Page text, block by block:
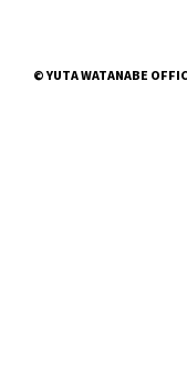
© YUTA WATANABE